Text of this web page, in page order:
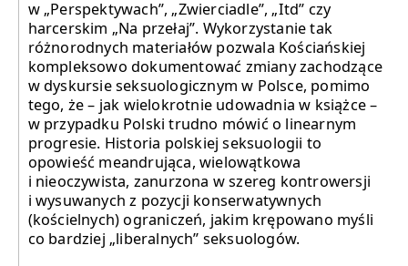
w „Perspektywach”, „Zwierciadle”, „Itd” czy
harcerskim „Na przełaj”. Wykorzystanie tak
różnorodnych materiałów pozwala Kościańskiej
kompleksowo dokumentować zmiany zachodzące
w dyskursie seksuologicznym w Polsce, pomimo
tego, że – jak wielokrotnie udowadnia w książce –
w przypadku Polski trudno mówić o linearnym
progresie. Historia polskiej seksuologii to
opowieść meandrująca, wielowątkowa
i nieoczywista, zanurzona w szereg kontrowersji
i wysuwanych z pozycji konserwatywnych
(kościelnych) ograniczeń, jakim krępowano myśli
co bardziej „liberalnych” seksuologów.